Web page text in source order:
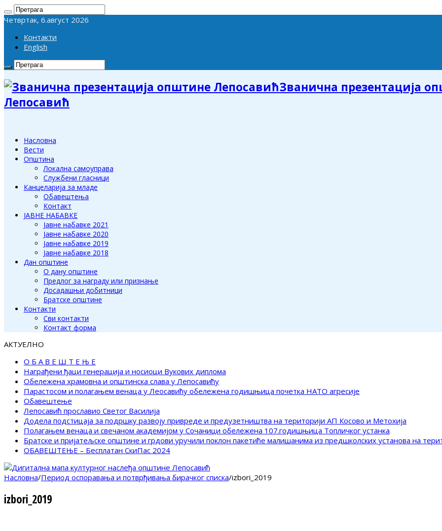
Четвртак, 6.август 2026
Контакти
English
Званична презентација
Лепосавић
Насловна
Вести
Општина
Локална самоуправа
Службени гласници
Канцеларија за младе
Обавештења
Контакт
ЈАВНЕ НАБАВКЕ
Јавне набавке 2021
Јавне набавке 2020
Јавне набавке 2019
Јавне набавке 2018
Дан општине
О дану општине
Предлог за награду или признање
Досадашњи добитници
Братске општине
Контакти
Сви контакти
Контакт форма
АКТУЕЛНО
О Б А В Е Ш Т Е Њ Е
Награђени ђаци генерација и носиоци Вукових диплома
Обележена храмовна и општинска слава у Лепосавићу
Парастосом и полагањем венаца у Леосавићу обележена годишњица почетка НАТО агресије
Обавештење
Лепосавић прославио Светог Василија
Додела подстицаја за подршку развоју привреде и предузетништва на територији АП Косово и Метохија
Полагањем венаца и свечаном академијом у Сочаници обележена 107.годишњица Топличког устанка
Братске и пријатељске општине и грдови уручили поклон пакетиће малишанима из предшколских установа на
ОБАВЕШТЕЊЕ – Бесплатан СкиПас 2024
Насловна/Период оспоравања и потврђивања бирачког списка/izbori_2019
izbori_2019